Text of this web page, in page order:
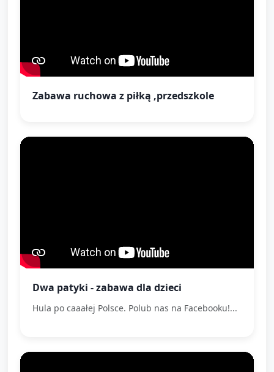
Zabawa ruchowa z piłką ,przedszkole
Dwa patyki - zabawa dla dzieci
Hula po caaałej Polsce. Polub nas na Facebooku!...